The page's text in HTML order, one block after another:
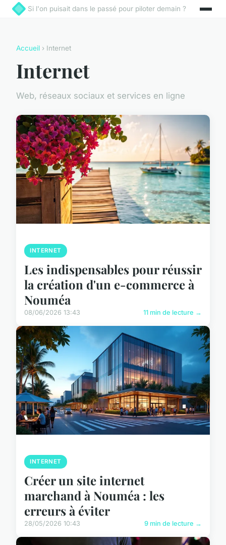
Si l'on puisait dans le passé pour piloter demain ?
Accueil › Internet
Internet
Web, réseaux sociaux et services en ligne
INTERNET
Les indispensables pour réussir
la création d'un e-commerce à
Nouméa
08/06/2026 13:43 11 min de lecture →
INTERNET
Créer un site internet
marchand à Nouméa : les
erreurs à éviter
28/05/2026 10:43 9 min de lecture →